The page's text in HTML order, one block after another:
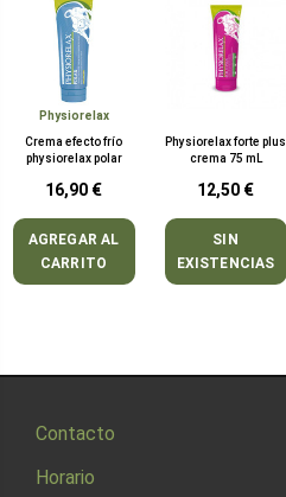
Physiorelax
Crema efecto frío
physiorelax polar
16,90 €
AGREGAR AL
CARRITO
Physiorelax forte plus
crema 75 mL
12,50 €
SIN
EXISTENCIAS
Contacto
Horario